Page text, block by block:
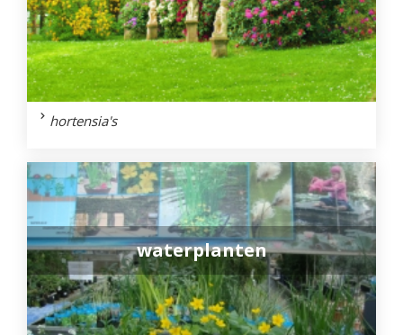
hortensia's
waterplanten